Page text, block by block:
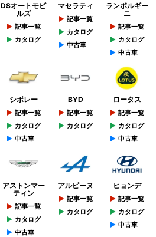
DSオートモビ
ルズ
記事一覧
カタログ
マセラティ
記事一覧
カタログ
中古車
ランボルギー
ニ
記事一覧
カタログ
中古車
シボレー
記事一覧
カタログ
中古車
BYD
記事一覧
カタログ
ロータス
記事一覧
カタログ
中古車
アストンマー
ティン
記事一覧
カタログ
中古車
アルピーヌ
記事一覧
カタログ
ヒョンデ
記事一覧
カタログ
中古車